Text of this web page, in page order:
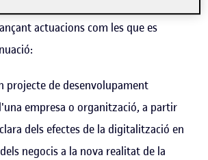
actuacions com les que es
projecte de desenvolupament
empresa o organització, a partir
dels efectes de la digitalització en
negocis a la nova realitat de la